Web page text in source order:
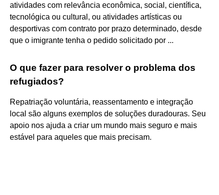
atividades com relevância econômica, social, científica,
tecnológica ou cultural, ou atividades artísticas ou
desportivas com contrato por prazo determinado, desde
que o imigrante tenha o pedido solicitado por ...
O que fazer para resolver o problema dos
refugiados?
Repatriação voluntária, reassentamento e integração
local são alguns exemplos de soluções duradouras. Seu
apoio nos ajuda a criar um mundo mais seguro e mais
estável para aqueles que mais precisam.